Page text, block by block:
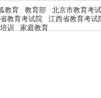
教育 教育部
北京市教育考
教育考试院
江西省教育考试
训 家庭教育